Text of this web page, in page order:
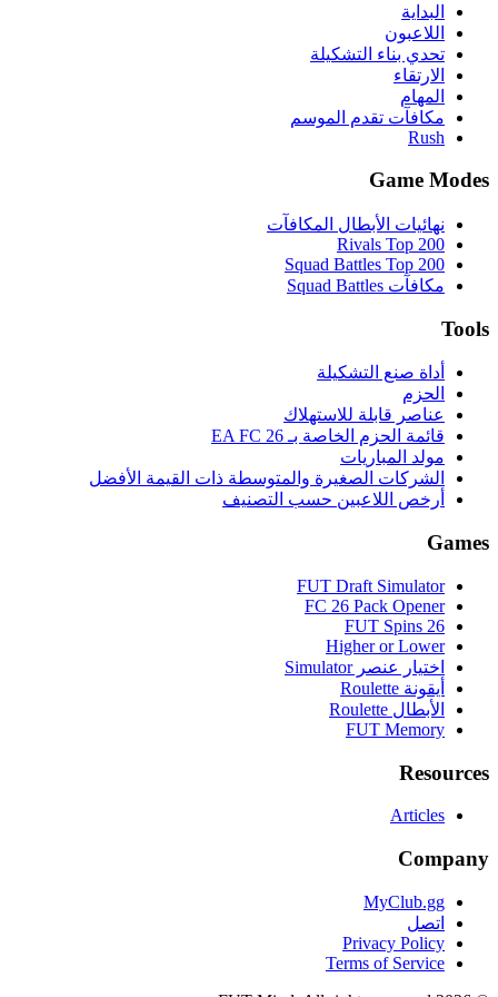
البداية
اللاعبون
تحدي بناء التشكيلة
الارتقاء
المهام
مكافآت تقدم الموسم
Rush
Game Modes
نهائيات الأبطال المكافآت
Rivals Top 200
Squad Battles Top 200
مكافآت Squad Battles
Tools
أداة صنع التشكيلة
الحزم
عناصر قابلة للاستهلاك
قائمة الحزم الخاصة بـ EA FC 26
مولد المباريات
الشركات الصغيرة والمتوسطة ذات القيمة الأفضل
أرخص اللاعبين حسب التصنيف
Games
FUT Draft Simulator
FC 26 Pack Opener
FUT Spins 26
Higher or Lower
اختيار عنصر Simulator
أيقونة Roulette
الأبطال Roulette
FUT Memory
Resources
Articles
Company
MyClub.gg
اتصل
Privacy Policy
Terms of Service